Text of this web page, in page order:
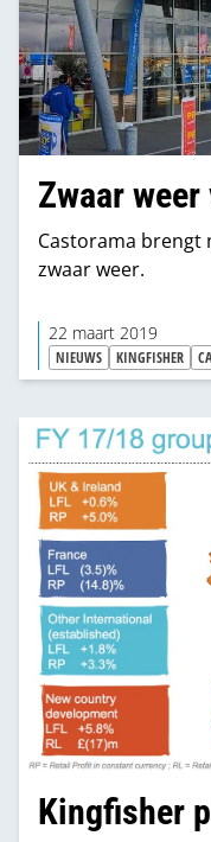
Zwaar
Castorama brengt
zwaar weer.
22 maart 2019
NIEUWS KINGFISHER
Kingfisher